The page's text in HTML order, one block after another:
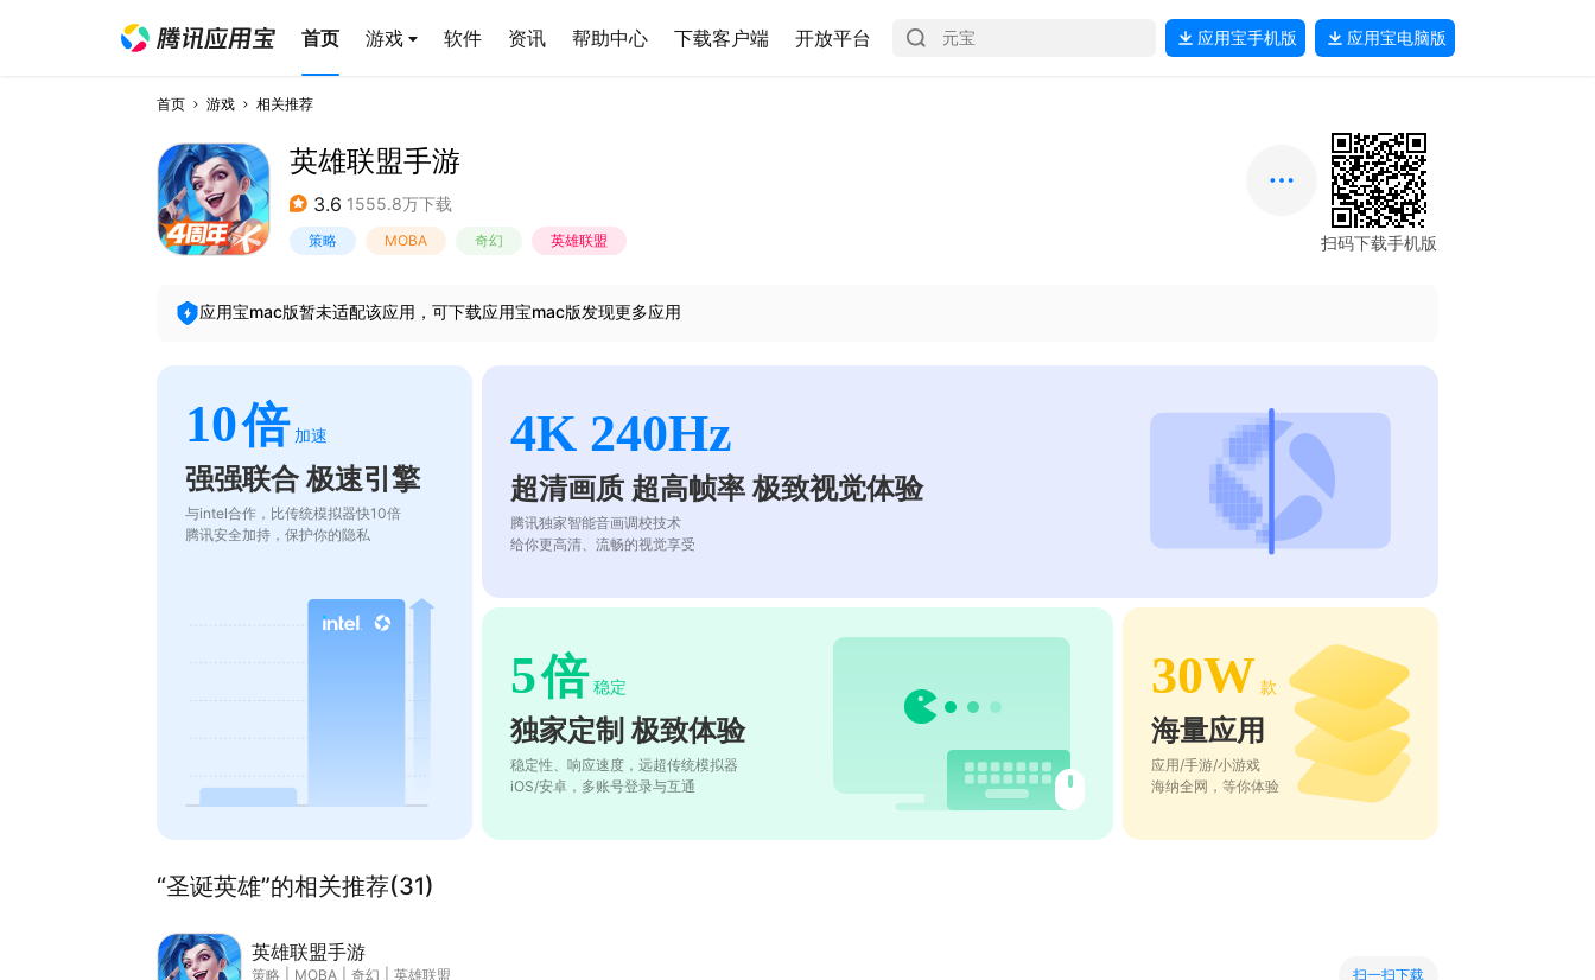
首页 游戏 软件 资讯 帮助中心 下载客户端 开放平台 应用宝手机版 应用宝电脑版
首页 游戏 相关推荐
英雄联盟手游
3.6 1555.8万下载
策略 MOBA 奇幻 英雄联盟 扫码下载手机版
应用宝mac版暂未适配该应用，可下载应用宝mac版发现更多应用
10倍 加速
强强联合 极速引擎
与intel合作，比传统模拟器快10倍
腾讯安全加持，保护你的隐私
4K 240Hz
超清画质 超高帧率 极致视觉体验
腾讯独家智能音画调校技术
给你更高清、流畅的视觉享受
5倍 稳定
独家定制 极致体验
稳定性、响应速度，远超传统模拟器
iOS/安卓，多账号登录与互通
30W 款
海量应用
应用/手游/小游戏
海纳全网，等你体验
“圣诞英雄”的相关推荐(31)
英雄联盟手游
策略 MOBA 奇幻
英雄联盟
扫一扫下载